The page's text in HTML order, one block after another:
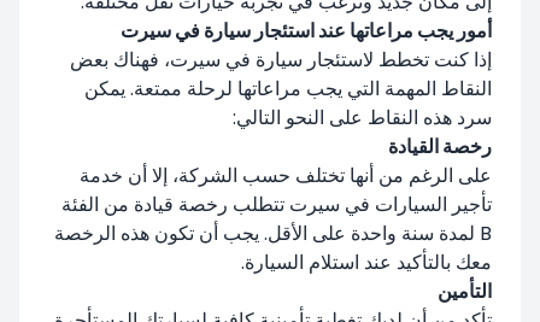
أمور يجب مراعاتها عند استئجار سيارة في سيرت
إذا كنت تخطط لاستئجار سيارة في سيرت، فهناك بعض
النقاط المهمة التي يجب مراعاتها لرحلة ممتعة. يمكن
سرد هذه النقاط على النحو التالي:
رخصة القيادة
على الرغم من أنها تختلف حسب الشركة، إلا أن خدمة
تأجير السيارات في سيرت تتطلب رخصة قيادة من الفئة
B لمدة سنة واحدة على الأقل. يجب أن تكون هذه الرخصة
معك بالتأكيد عند استلام السيارة.
التأمين